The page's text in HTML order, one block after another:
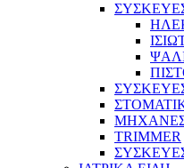
TRIMMER